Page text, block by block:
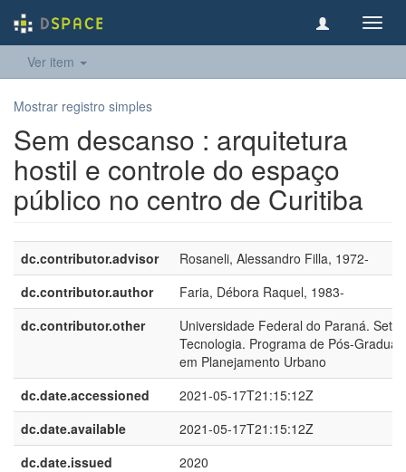
Ver item
Mostrar registro simples
Sem descanso : arquitetura
hostil e controle do espaço
público no centro de Curitiba
dc.contributor.advisor
Rosaneli, Alessandro Filla, 1972-
dc.contributor.author
Faria, Débora Raquel, 1983-
dc.contributor.other
Universidade Federal do Paraná.
Tecnologia. Programa de Pós-
em Planejamento Urbano
dc.date.accessioned
2021-05-17T21:15:12Z
dc.date.available
2021-05-17T21:15:12Z
dc.date.issued
2020